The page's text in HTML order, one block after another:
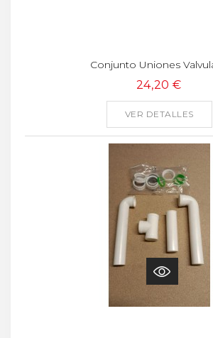
Conjunto Uniones
24,20 €
VER DETALLES